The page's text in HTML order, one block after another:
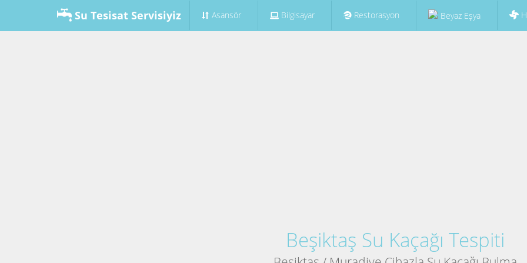
Su Tesisat Servisiyiz Asansör Bilgisayar Restorasyon Beyaz Eşya
Beşiktaş Su Kaçağı Tespiti